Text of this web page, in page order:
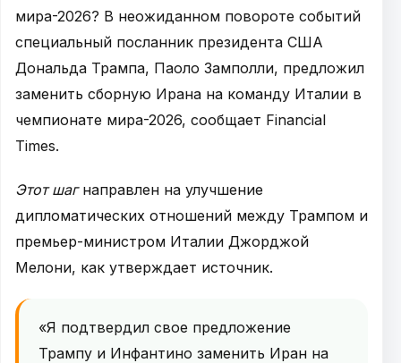
мира-2026? В неожиданном повороте событий
специальный посланник президента США
Дональда Трампа, Паоло Замполли, предложил
заменить сборную Ирана на команду Италии в
чемпионате мира-2026, сообщает Financial
Times.
Этот шагнаправлен на улучшение
дипломатических отношений между Трампом и
премьер-министром Италии Джорджой
Мелони, как утверждает источник.
«Я подтвердил свое предложение
Трампу и Инфантино заменить Иран на